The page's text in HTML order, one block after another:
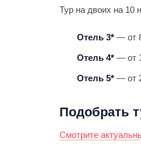
Тур на двоих на 10
Отель 3* — от
Отель 4* — от
Отель 5* — от
Подобрать
Смотрите